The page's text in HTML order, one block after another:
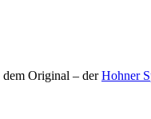
dem Original – derHohner